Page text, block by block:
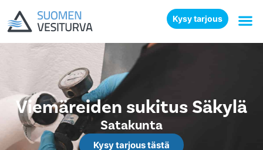
Kysy tarjous
Viemäreiden sukitus Säkylä
Satakunta
Kysy tarjous tästä